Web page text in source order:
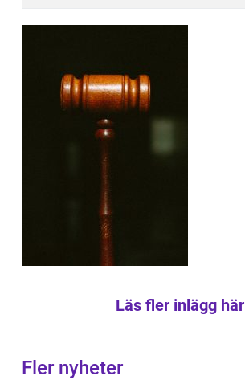
Läs fler inlägg här
Fler nyheter